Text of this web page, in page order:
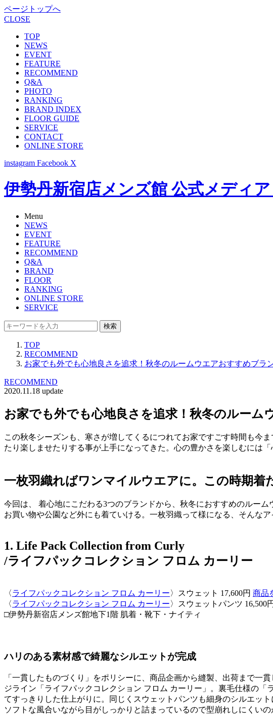
ページトップへ
CLOSE
TOP
NEWS
EVENT
FEATURE
RECOMMEND
Q&A
PHOTO
RANKING
BRAND INDEX
FLOOR GUIDE
SERVICE
CONTACT
ONLINE STORE
instagram Facebook X
伊勢丹新宿店メンズ館 公式メディ
Menu
NEWS
EVENT
FEATURE
RECOMMEND
Q&A
BRAND
FLOOR
RANKING
ONLINE STORE
SERVICE
検索
TOP
RECOMMEND
お家でも外でも心地良さを追求！秋冬のルームウエアおすすめブラ
RECOMMEND
2020.11.18 update
お家でも外でも心地良さを追求！秋冬のルーム
この秋冬シーズンも、寒さが増してくるにつれてお家ですごす時間も今
たり楽しませたりする事が上手になってきた。心の豊かさを楽しむには
一枚羽織ればワンマイルウエアに。この時期着
今回は、 着心地にこだわる3つのブランドから、秋冬におすすめのルー
お買い物や公園など外にも着ていける。一枚羽織って様になる、そんなア
1. Life Pack Collection from Curly
/ライフパックコレクション フロム カーリー
〈ライフパックコレクション フロム カーリー〉スウェット 17,600円 商品
〈ライフパックコレクション フロム カーリー〉スウェットパンツ 16,500円
□伊勢丹新宿店メンズ館地下1階 肌着・靴下・ナイティ
ハリのある素材感で綺麗なシルエットが完成
「一貫したものづくり」をポリシーに、商品企画から縫製、出荷まで一
ジライン「ライフパックコレクション フロム カーリー」。裏毛仕様の
てすっきりした仕上がりに。同じくスウェットパンツも細身のシルエッ
ソフトな風合いながら目がしっかりと詰まっているので型崩れしにくいの